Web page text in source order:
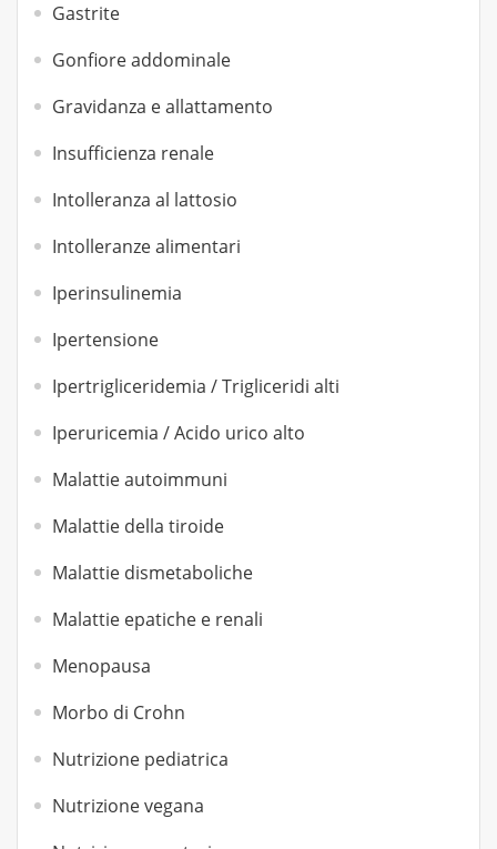
Gastrite
Gonfiore addominale
Gravidanza e allattamento
Insufficienza renale
Intolleranza al lattosio
Intolleranze alimentari
Iperinsulinemia
Ipertensione
Ipertrigliceridemia / Trigliceridi alti
Iperuricemia / Acido urico alto
Malattie autoimmuni
Malattie della tiroide
Malattie dismetaboliche
Malattie epatiche e renali
Menopausa
Morbo di Crohn
Nutrizione pediatrica
Nutrizione vegana